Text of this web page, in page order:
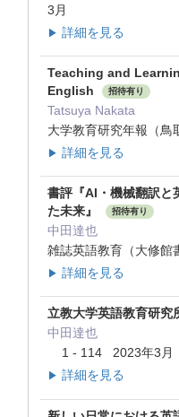
3月
▶ 詳細を見る
Teaching and
English
招待有り
Tatsuya Nakata
大学教育研究年報（
▶ 詳細を見る
書評『AI・機械翻訳と
た未来』
招待有り
中田達也
雑誌英語教育（大修
▶ 詳細を見る
立教大学英語教育研究
中田達也
1 - 114 2023年3月
▶ 詳細を見る